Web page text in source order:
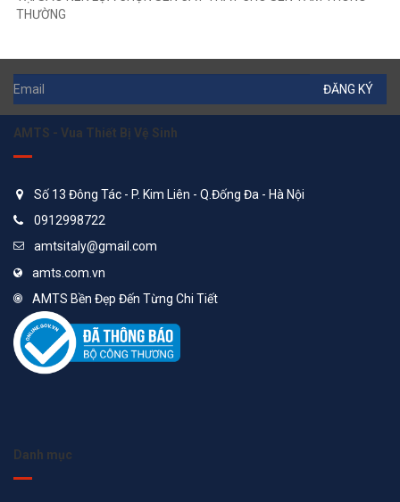
THƯỜNG
ĐĂNG KÝ
AMTS - Vua Thiết Bị Vệ Sinh
Số 13 Đông Tác - P. Kim Liên - Q.Đống Đa - Hà Nội
0912998722
amtsitaly@gmail.com
amts.com.vn
AMTS Bền Đẹp Đến Từng Chi Tiết
Danh mục